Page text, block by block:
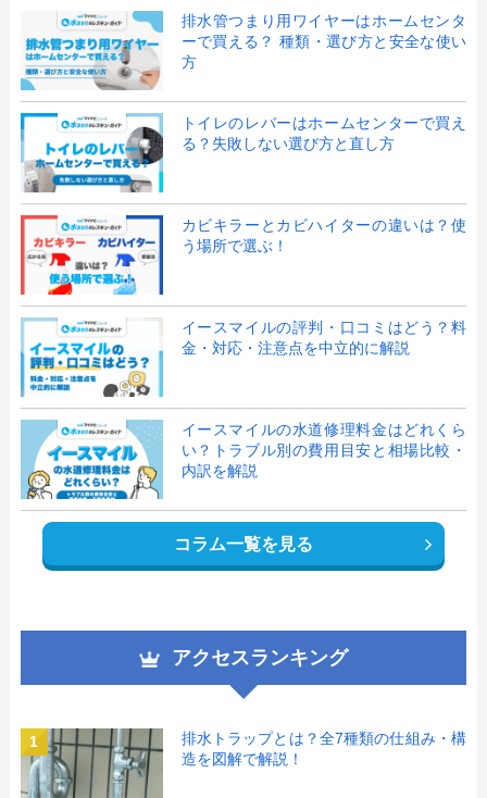
排水管つまり用ワイヤーはホームセンタ
ーで買える？ 種類・選び方と安全な使い
方
トイレのレバーはホームセンターで買え
る？失敗しない選び方と直し方
カビキラーとカビハイターの違いは？使
う場所で選ぶ！
イースマイルの評判・口コミはどう？料
金・対応・注意点を中立的に解説
イースマイルの水道修理料金はどれくら
い？トラブル別の費用目安と相場比較・
内訳を解説
コラム一覧を見る
アクセスランキング
1
排水トラップとは？全7種類の仕組み・構
造を図解で解説！